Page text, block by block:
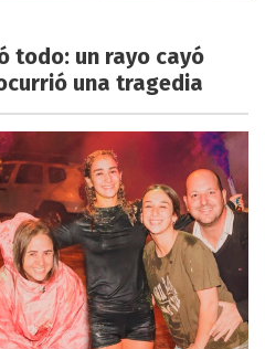
todo: un rayo cayó
una tragedia